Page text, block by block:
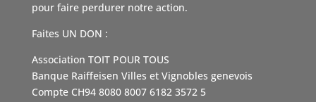
pour faire perdurer notre action.
Faites UN DON :
Association TOIT POUR TOUS
Banque Raiffeisen Villes et Vignobles genevois
Compte CH94 8080 8007 6182 3572 5